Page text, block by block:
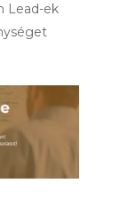
Lead-ek